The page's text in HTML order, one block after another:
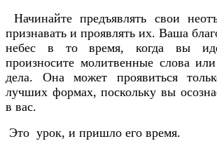
Начинайте предъявлять свои
признавать и проявлять их. Ваша
небес в то время, когда вы
произносите молитвенные слова
дела. Она может проявиться
лучших формах, поскольку вы
в вас.
Это урок, и пришло его время.